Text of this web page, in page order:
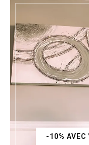
-10% AVEC